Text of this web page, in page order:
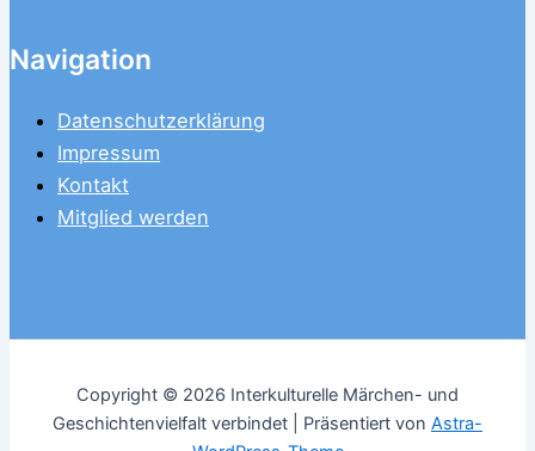
Navigation
Datenschutzerklärung
Impressum
Kontakt
Mitglied werden
Copyright © 2026 Interkulturelle Märchen- und
Geschichtenvielfalt verbindet | Präsentiert von Astra-